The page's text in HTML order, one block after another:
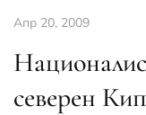
Апр 20, 2009
северен